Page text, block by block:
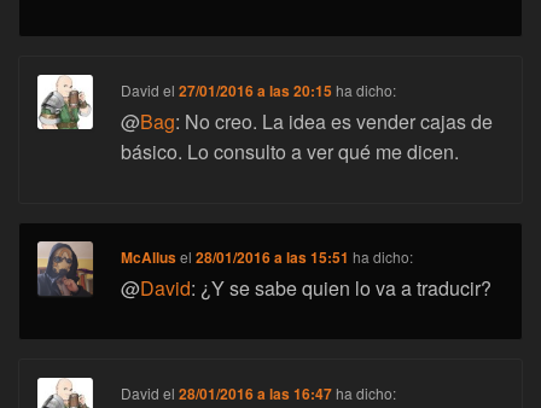
David el27/01/2016 a las 20:15 ha dicho:
@Bag: No creo. La idea es vender cajas de
básico. Lo consulto a ver qué me dicen.
McAllusel28/01/2016 a las 15:51 ha dicho:
@David: ¿Y se sabe quien lo va a traducir?
David el28/01/2016 a las 16:47 ha dicho: